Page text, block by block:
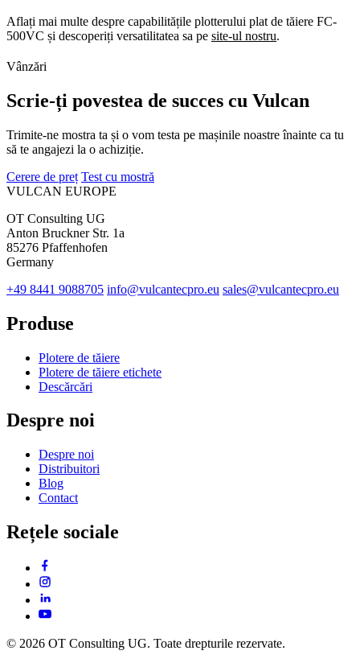
Aflați mai multe despre capabilitățile plotterului plat de tăiere FC-
500VC și descoperiți versatilitatea sa pe site-ul nostru.
Vânzări
Scrie-ți povestea de succes cu Vulcan
Trimite-ne mostra ta și o vom testa pe mașinile noastre înainte ca tu
să te angajezi la o achiziție.
Cerere de preț Test cu mostră
VULCAN EUROPE
OT Consulting UG
Anton Bruckner Str. 1a
85276 Pfaffenhofen
Germany
+49 8441 9088705 info@vulcantecpro.eu sales@vulcantecpro.eu
Produse
Plotere de tăiere
Plotere de tăiere etichete
Descărcări
Despre noi
Despre noi
Distribuitori
Blog
Contact
Rețele sociale
© 2026 OT Consulting UG. Toate drepturile rezervate.